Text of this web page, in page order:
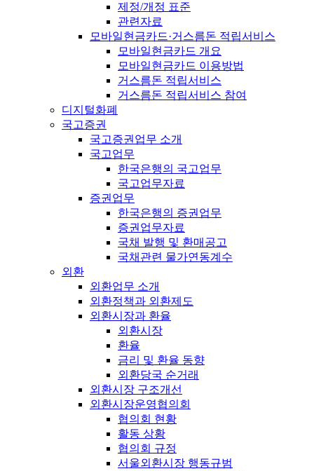
제정/개정 표준
관련자료
모바일현금카드·거스름돈 적립서비스
모바일현금카드 개요
모바일현금카드 이용방법
거스름돈 적립서비스
거스름돈 적립서비스 참여
디지털화폐
국고증권
국고증권업무 소개
국고업무
한국은행의 국고업무
국고업무자료
증권업무
한국은행의 증권업무
증권업무자료
국채 발행 및 환매공고
국채관련 물가연동계수
외환
외환업무 소개
외환정책과 외환제도
외환시장과 환율
외환시장
환율
금리 및 환율 동향
외환당국 순거래
외환시장 구조개선
외환시장운영협의회
협의회 현황
활동 상황
협의회 규정
서울외환시장 행동규범